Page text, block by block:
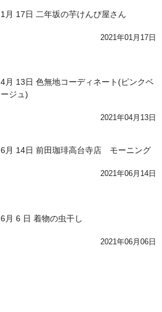
1月 17日 二年坂の芋けんぴ屋さん
2021年01月17日
4月 13日 色無地コーディネート(ピンクベ
ージュ)
2021年04月13日
6月 14日 前田珈琲高台寺店 モーニング
2021年06月14日
6月 6 日 着物の虫干し
2021年06月06日